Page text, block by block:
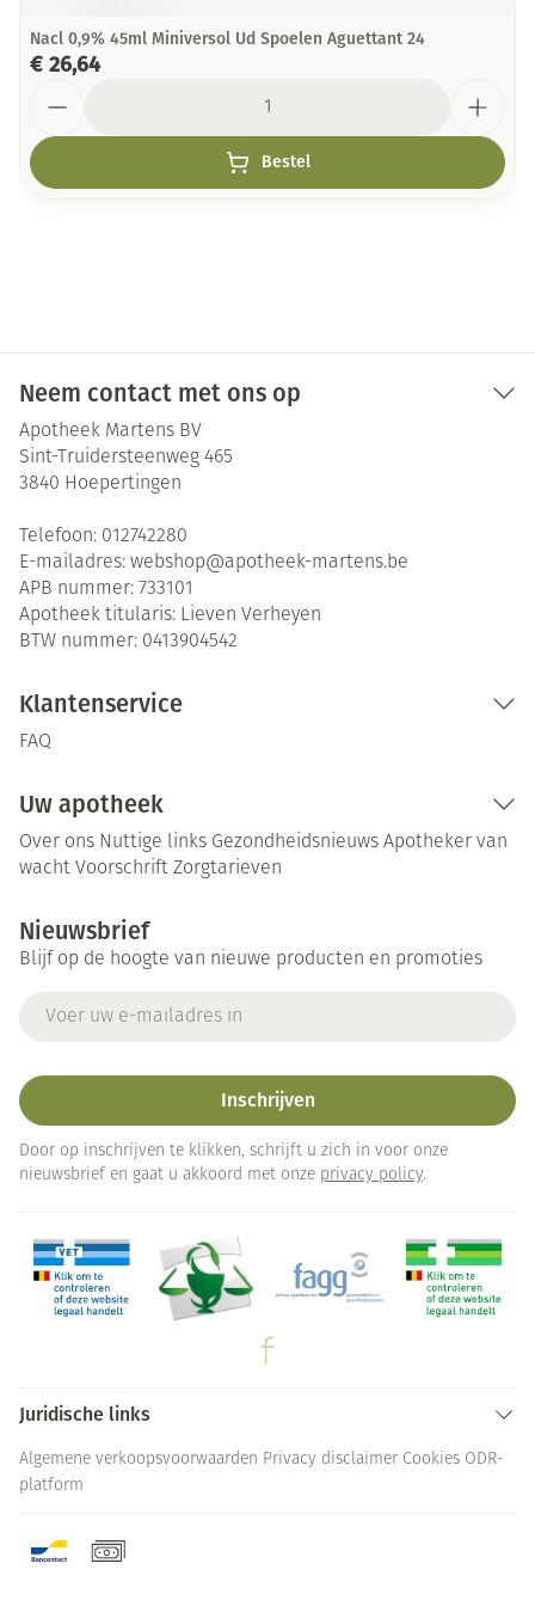
Nacl 0,9% 45ml Miniversol Ud Spoelen Aguettant 24
€ 26,64
Bestel
Neem contact met ons op
Apotheek Martens BV
Sint-Truidersteenweg 465
3840 Hoepertingen
Telefoon: 012742280
E-mailadres: webshop@apotheek-martens.be
APB nummer: 733101
Apotheek titularis: Lieven Verheyen
BTW nummer: 0413904542
Klantenservice
FAQ
Uw apotheek
Over ons Nuttige links Gezondheidsnieuws Apotheker van
wacht Voorschrift Zorgtarieven
Nieuwsbrief
Blijf op de hoogte van nieuwe producten en promoties
Inschrijven
Door op inschrijven te klikken, schrijft u zich in voor onze
nieuwsbrief en gaat u akkoord met onze privacy policy.
Juridische links
Algemene verkoopsvoorwaarden Privacy disclaimer Cookies ODR-
platform